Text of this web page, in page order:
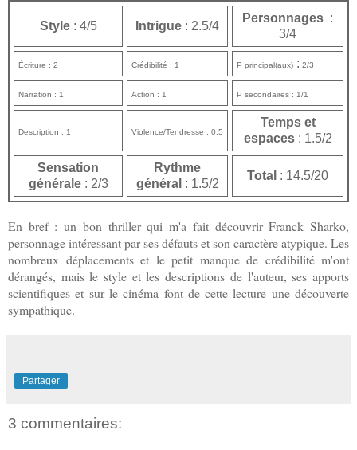
Style: 4/5 Intrigue : 2.5/4
Personnages :
3/4
Écriture : 2 Crédibilité : 1 P principal(aux) : 2/3
Narration : 1 Action : 1 P secondaires : 1/1
Description : 1 Violence/Tendresse : 0.5
Temps et
espaces: 1.5/2
Sensation
générale: 2/3
Rythme
général : 1.5/2
Total : 14.5/20
En bref : un bon thriller qui m'a fait découvrir Franck Sharko,
personnage intéressant par ses défauts et son caractère atypique. Les
nombreux déplacements et le petit manque de crédibilité m'ont
dérangés, mais le style et les descriptions de l'auteur, ses apports
scientifiques et sur le cinéma font de cette lecture une découverte
sympathique.
Partager
3 commentaires: